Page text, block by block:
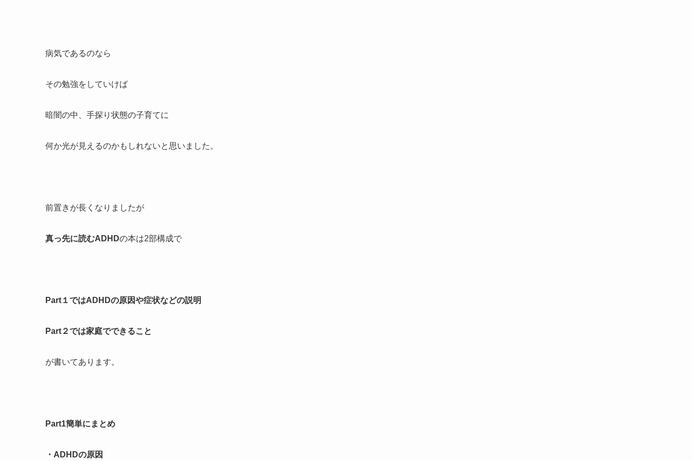
病気であるのなら
その勉強をしていけば
暗闇の中、手探り状態の子育てに
何か光が見えるのかもしれないと思いました。
前置きが長くなりましたが
真っ先に読むADHDの本は2部構成で
Part１ではADHDの原因や症状などの説明
Part２では家庭でできること
が書いてあります。
Part1簡単にまとめ
・ADHDの原因